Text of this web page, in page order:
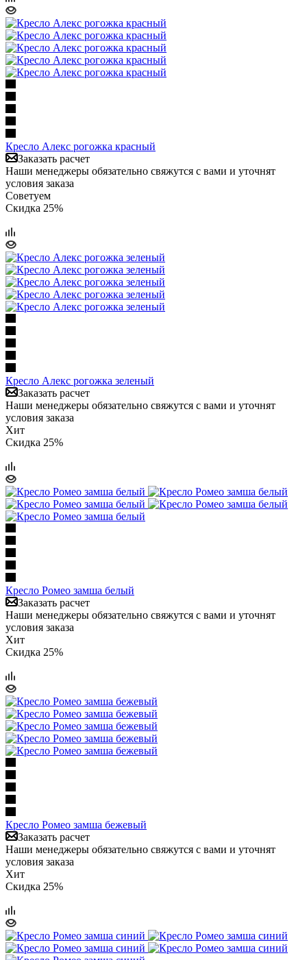
Кресло Алекс рогожка красный
Заказать расчет
Наши менеджеры обязательно свяжутся с вами и уточнят
условия заказа
Советуем
Скидка 25%
Кресло Алекс рогожка зеленый
Заказать расчет
Наши менеджеры обязательно свяжутся с вами и уточнят
условия заказа
Хит
Скидка 25%
Кресло Ромео замша белый
Заказать расчет
Наши менеджеры обязательно свяжутся с вами и уточнят
условия заказа
Хит
Скидка 25%
Кресло Ромео замша бежевый
Заказать расчет
Наши менеджеры обязательно свяжутся с вами и уточнят
условия заказа
Хит
Скидка 25%